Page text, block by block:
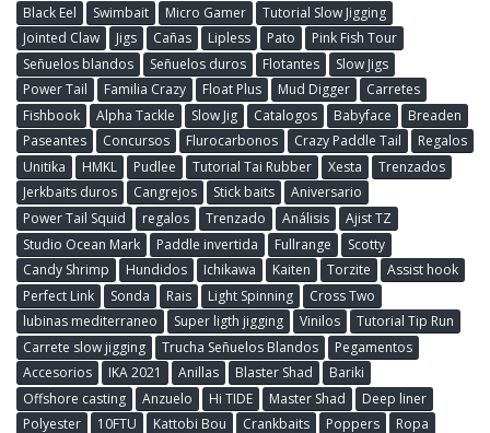
Black Eel
Swimbait Micro Gamer
Tutorial Slow Jigging
Jointed Claw
Jigs Cañas Lipless Pato
Pink Fish Tour
Señuelos blandos
Señuelos duros Flotantes
Slow Jigs
Power Tail
Familia Crazy Float Plus Mud Digger
Carretes
Fishbook
Alpha Tackle Slow Jig Catalogos Babyface
Breaden
Paseantes
Concursos Flurocarbonos Crazy Paddle Tail
Regalos
Unitika
HMKL Pudlee Tutorial Tai Rubber Xesta
Trenzados
Jerkbaits duros
Cangrejos Stick baits
Aniversario
Power Tail Squid
regalos Trenzado Análisis
Ajist TZ
Studio Ocean Mark
Paddle invertida Fullrange
Scotty
Candy Shrimp
Hundidos Ichikawa Kaiten Torzite
Assist hook
Perfect Link
Sonda Rais Light Spinning
Cross Two
lubinas mediterraneo
Super ligth jigging Vinilos
Tutorial Tip Run
Carrete slow jigging
Trucha Señuelos Blandos
Pegamentos
Accesorios
IKA 2021 Anillas Blaster Shad
Bariki
Offshore casting
Anzuelo Hi TIDE Master Shad
Deep liner
Polyester
10FTU Kattobi Bou Crankbaits Poppers
Ropa